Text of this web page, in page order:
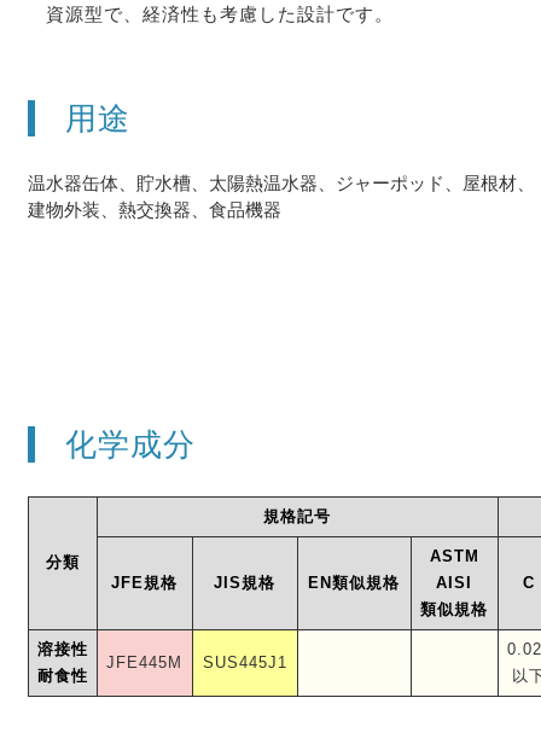
資源型で、経済性も考慮した設計です。
用途
温水器缶体、貯水槽、太陽熱温水器、ジャーポッド、屋根材、
建物外装、熱交換器、食品機器
化学成分
分類
規格記号
JFE規格 JIS規格 EN類似規格
ASTM
AISI
類似規格
C
溶接性
耐食性
JFE445M SUS445J1
以